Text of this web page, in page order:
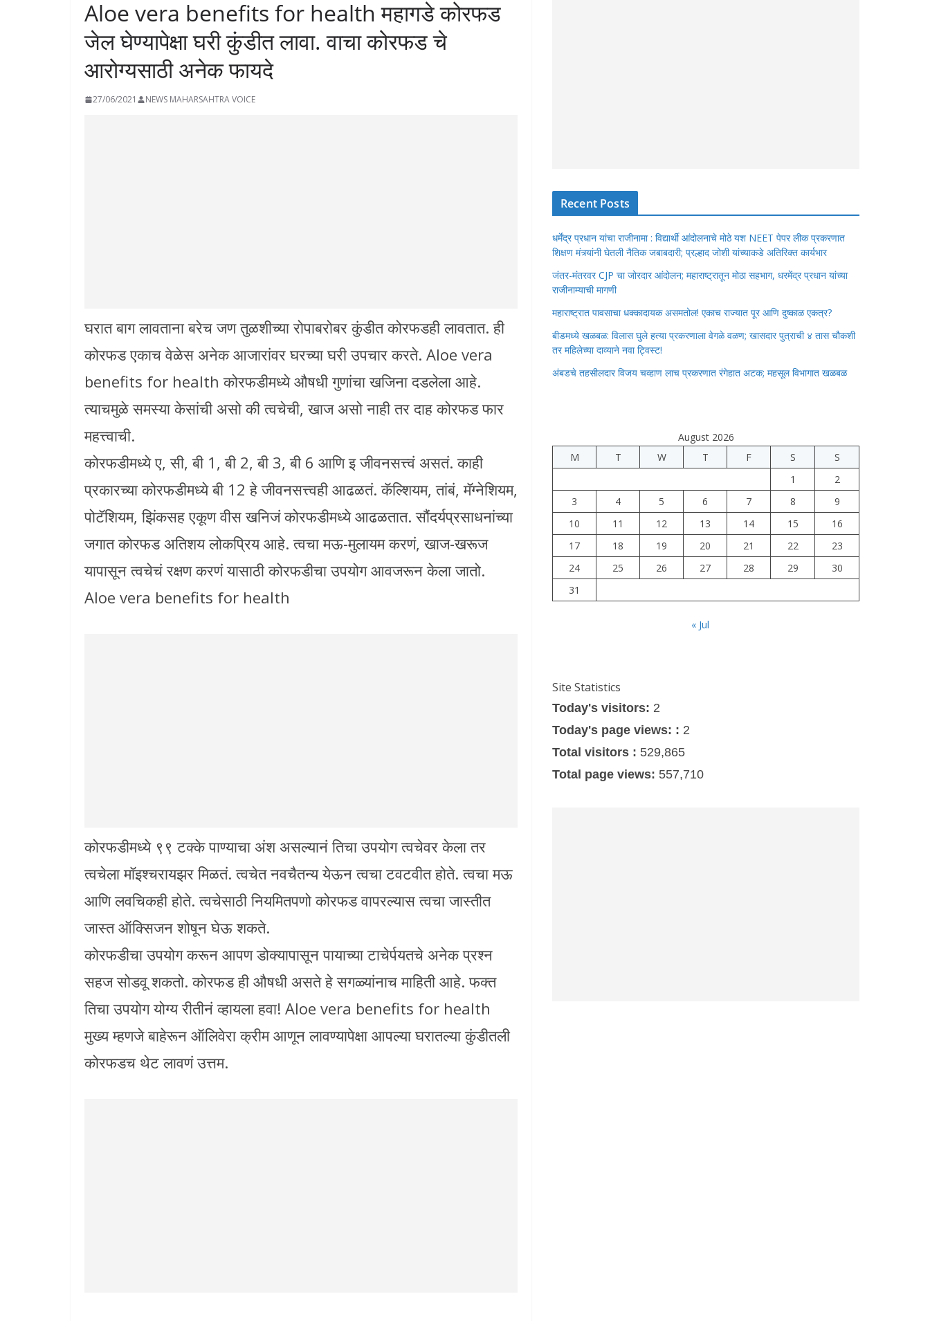
Aloe vera benefits for health महागडे कोरफड
जेल घेण्यापेक्षा घरी कुंडीत लावा. वाचा कोरफड चे
आरोग्यसाठी अनेक फायदे
27/06/2021 NEWS MAHARSAHTRA VOICE
घरात बाग लावताना बरेच जण तुळशीच्या रोपाबरोबर कुंडीत कोरफडही लावतात. ही
कोरफड एकाच वेळेस अनेक आजारांवर घरच्या घरी उपचार करते. Aloe vera
benefits for health कोरफडीमध्ये औषधी गुणांचा खजिना दडलेला आहे.
त्याचमुळे समस्या केसांची असो की त्वचेची, खाज असो नाही तर दाह कोरफड फार
महत्त्वाची.
कोरफडीमध्ये ए, सी, बी 1, बी 2, बी 3, बी 6 आणि इ जीवनसत्त्वं असतं. काही
प्रकारच्या कोरफडीमध्ये बी 12 हे जीवनसत्त्वही आढळतं. कॅल्शियम, तांबं, मॅग्नेशियम,
पोटॅशियम, झिंकसह एकूण वीस खनिजं कोरफडीमध्ये आढळतात. सौंदर्यप्रसाधनांच्या
जगात कोरफड अतिशय लोकप्रिय आहे. त्वचा मऊ-मुलायम करणं, खाज-खरूज
यापासून त्वचेचं रक्षण करणं यासाठी कोरफडीचा उपयोग आवजरून केला जातो.
Aloe vera benefits for health
कोरफडीमध्ये ९९ टक्के पाण्याचा अंश असल्यानं तिचा उपयोग त्वचेवर केला तर
त्वचेला मॉइश्चरायझर मिळतं. त्वचेत नवचैतन्य येऊन त्वचा टवटवीत होते. त्वचा मऊ
आणि लवचिकही होते. त्वचेसाठी नियमितपणो कोरफड वापरल्यास त्वचा जास्तीत
जास्त ऑक्सिजन शोषून घेऊ शकते.
कोरफडीचा उपयोग करून आपण डोक्यापासून पायाच्या टाचेर्पयतचे अनेक प्रश्न
सहज सोडवू शकतो. कोरफड ही औषधी असते हे सगळ्यांनाच माहिती आहे. फक्त
तिचा उपयोग योग्य रीतीनं व्हायला हवा! Aloe vera benefits for health
मुख्य म्हणजे बाहेरून ऑलिवेरा क्रीम आणून लावण्यापेक्षा आपल्या घरातल्या कुंडीतली
कोरफडच थेट लावणं उत्तम.
Recent Posts
धर्मेंद्र प्रधान यांचा राजीनामा : विद्यार्थी आंदोलनाचे मोठे यश NEET पेपर लीक प्रकरणात
शिक्षण मंत्र्यांनी घेतली नैतिक जबाबदारी; प्रल्हाद जोशी यांच्याकडे अतिरिक्त कार्यभार
जंतर-मंतरवर CJP चा जोरदार आंदोलन; महाराष्ट्रातून मोठा सहभाग, धरमेंद्र प्रधान यांच्या
राजीनाम्याची मागणी
महाराष्ट्रात पावसाचा धक्कादायक असमतोल! एकाच राज्यात पूर आणि दुष्काळ एकत्र?
बीडमध्ये खळबळ: विलास घुले हत्या प्रकरणाला वेगळे वळण; खासदार पुत्राची ४ तास चौकशी
तर महिलेच्या दाव्याने नवा ट्विस्ट!
अंबडचे तहसीलदार विजय चव्हाण लाच प्रकरणात रंगेहात अटक; महसूल विभागात खळबळ
August 2026
M
T W T F S
S
1
2
3
4 5 6 7 8
9
10
11 12 13 14 15
16
17
18 19 20 21 22
23
24
25 26 27 28 29
30
31
« Jul
Site Statistics
Today's visitors: 2
Today's page views: : 2
Total visitors : 529,865
Total page views: 557,710